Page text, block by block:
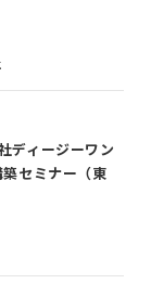
ディージーワン
セミナー（東